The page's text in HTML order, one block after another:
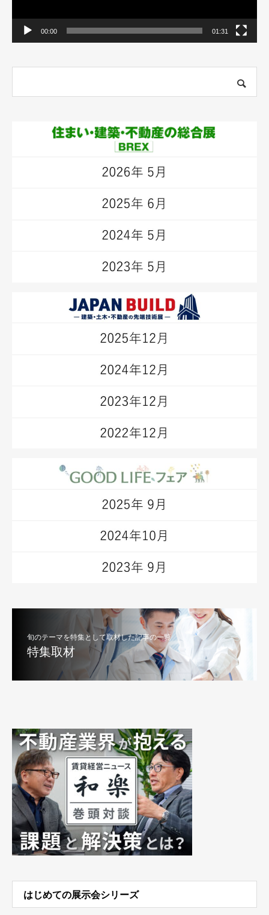
00:00 01:31
旬のテーマを特集として取材した記事の一覧
特集取材
はじめての展示会シリーズ